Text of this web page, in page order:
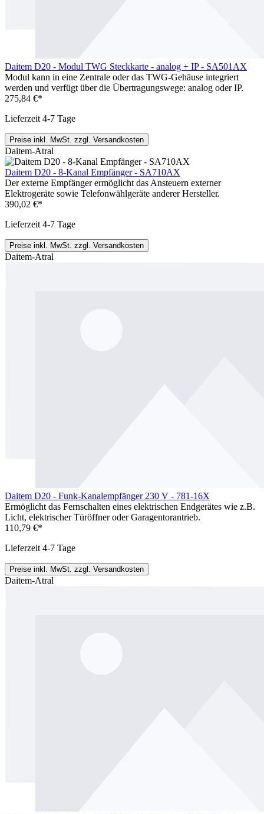
Daitem D20 - Modul TWG Steckkarte - analog + IP - SA501AX
Modul kann in eine Zentrale oder das TWG-Gehäuse integriert
werden und verfügt über die Übertragungswege: analog oder IP.
275,84 €*
Lieferzeit 4-7 Tage
Preise inkl. MwSt. zzgl. Versandkosten
Daitem-Atral
Daitem D20 - 8-Kanal Empfänger - SA710AX
Der externe Empfänger ermöglicht das Ansteuern externer
Elektrogeräte sowie Telefonwählgeräte anderer Hersteller.
390,02 €*
Lieferzeit 4-7 Tage
Preise inkl. MwSt. zzgl. Versandkosten
Daitem-Atral
Daitem D20 - Funk-Kanalempfänger 230 V - 781-16X
Ermöglicht das Fernschalten eines elektrischen Endgerätes wie z.B.
Licht, elektrischer Türöffner oder Garagentorantrieb.
110,79 €*
Lieferzeit 4-7 Tage
Preise inkl. MwSt. zzgl. Versandkosten
Daitem-Atral